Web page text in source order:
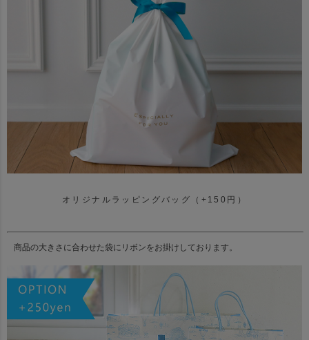
オリジナルラッピングバッグ（+150円）
商品の大きさに合わせた袋にリボンをお掛けしております。